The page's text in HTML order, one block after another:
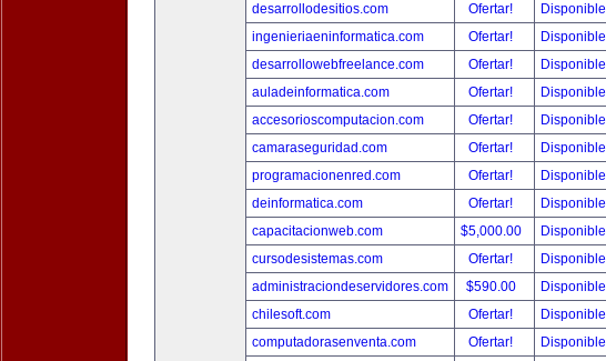
desarrollodesitios.com
Ofertar!
Disponible
ingenieriaeninformatica.com
Ofertar!
Disponible
desarrollowebfreelance.com
Ofertar!
Disponible
auladeinformatica.com
Ofertar!
Disponible
accesorioscomputacion.com
Ofertar!
Disponible
camaraseguridad.com
Ofertar!
Disponible
programacionenred.com
Ofertar!
Disponible
deinformatica.com
Ofertar!
Disponible
capacitacionweb.com
$5,000.00
Disponible
cursodesistemas.com
Ofertar!
Disponible
administraciondeservidores.com
$590.00
Disponible
chilesoft.com
Ofertar!
Disponible
computadorasenventa.com
Ofertar!
Disponible